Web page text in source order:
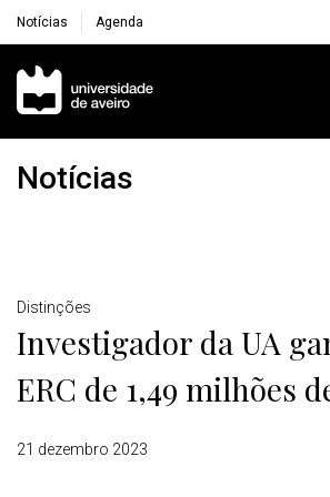
Notícias Agenda
Navegação Principal
Notícias
Detalhes
Distinções
Investigador da UA
ERC de 1,49 milhões
21 dezembro 2023